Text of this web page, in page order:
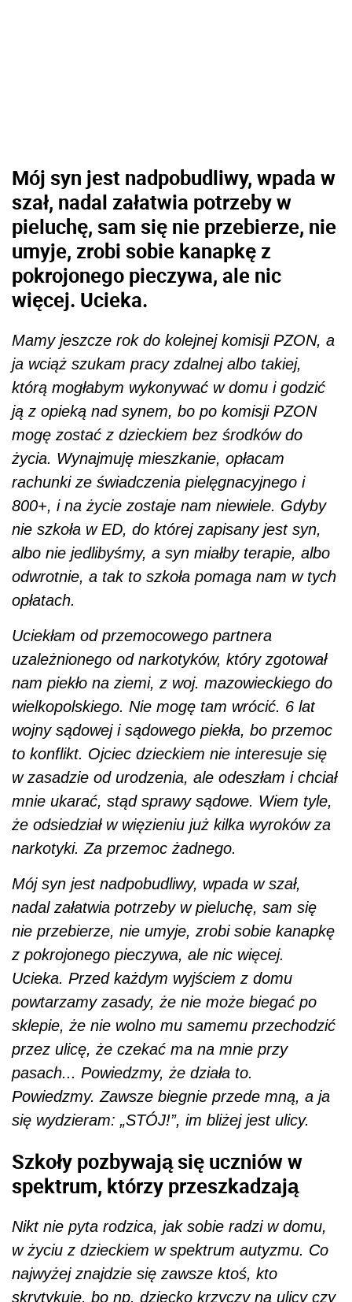
Mój syn jest nadpobudliwy, wpada w
szał, nadal załatwia potrzeby w
pieluchę, sam się nie przebierze, nie
umyje, zrobi sobie kanapkę z
pokrojonego pieczywa, ale nic
więcej. Ucieka.
Mamy jeszcze rok do kolejnej komisji PZON, a
ja wciąż szukam pracy zdalnej albo takiej,
którą mogłabym wykonywać w domu i godzić
ją z opieką nad synem, bo po komisji PZON
mogę zostać z dzieckiem bez środków do
życia. Wynajmuję mieszkanie, opłacam
rachunki ze świadczenia pielęgnacyjnego i
800+, i na życie zostaje nam niewiele. Gdyby
nie szkoła w ED, do której zapisany jest syn,
albo nie jedlibyśmy, a syn miałby terapie, albo
odwrotnie, a tak to szkoła pomaga nam w tych
opłatach.
Uciekłam od przemocowego partnera
uzależnionego od narkotyków, który zgotował
nam piekło na ziemi, z woj. mazowieckiego do
wielkopolskiego. Nie mogę tam wrócić. 6 lat
wojny sądowej i sądowego piekła, bo przemoc
to konflikt. Ojciec dzieckiem nie interesuje się
w zasadzie od urodzenia, ale odeszłam i chciał
mnie ukarać, stąd sprawy sądowe. Wiem tyle,
że odsiedział w więzieniu już kilka wyroków za
narkotyki. Za przemoc żadnego.
Mój syn jest nadpobudliwy, wpada w szał,
nadal załatwia potrzeby w pieluchę, sam się
nie przebierze, nie umyje, zrobi sobie kanapkę
z pokrojonego pieczywa, ale nic więcej.
Ucieka. Przed każdym wyjściem z domu
powtarzamy zasady, że nie może biegać po
sklepie, że nie wolno mu samemu przechodzić
przez ulicę, że czekać ma na mnie przy
pasach... Powiedzmy, że działa to.
Powiedzmy. Zawsze biegnie przede mną, a ja
się wydzieram: „STÓJ!”, im bliżej jest ulicy.
Szkoły pozbywają się uczniów w
spektrum, którzy przeszkadzają
Nikt nie pyta rodzica, jak sobie radzi w domu,
w życiu z dzieckiem w spektrum autyzmu. Co
najwyżej znajdzie się zawsze ktoś, kto
skrytykuje, bo np. dziecko krzyczy na ulicy czy